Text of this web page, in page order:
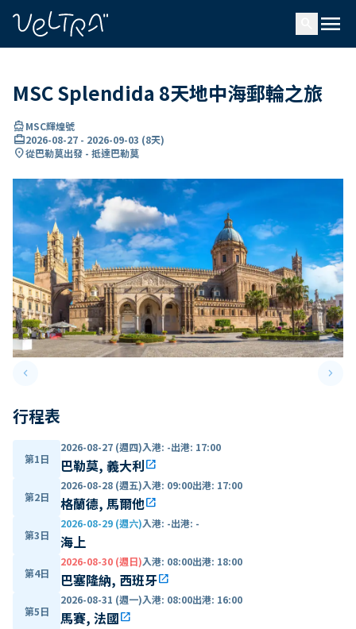
menu
MSC Splendida 8天地中海郵輪之旅
directions_boatMSC輝煌號
card_travel2026-08-27 - 2026-09-03 (8天)
location_on從巴勒莫出發 - 抵達巴勒莫
keyboard_arrow_leftPrevious slide keyboard_arrow_right
行程表
第1日
2026-08-27 (週四)入港: -出港: 17:00
巴勒莫, 義大利open_in_new
第2日
2026-08-28 (週五)入港: 09:00出港: 17:00
格蘭德, 馬爾他open_in_new
第3日
2026-08-29 (週六)入港: -出港: -
海上
第4日
2026-08-30 (週日)入港: 08:00出港: 18:00
巴塞隆納, 西班牙open_in_new
第5日
2026-08-31 (週一)入港: 08:00出港: 16:00
馬賽, 法國open_in_new